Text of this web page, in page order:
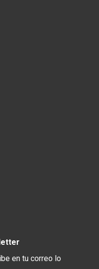
en tu correo lo